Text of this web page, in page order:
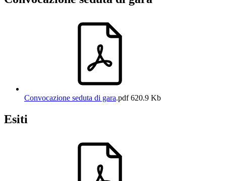
Convocazione seduta di gara.pdf620.9 Kb
Esiti